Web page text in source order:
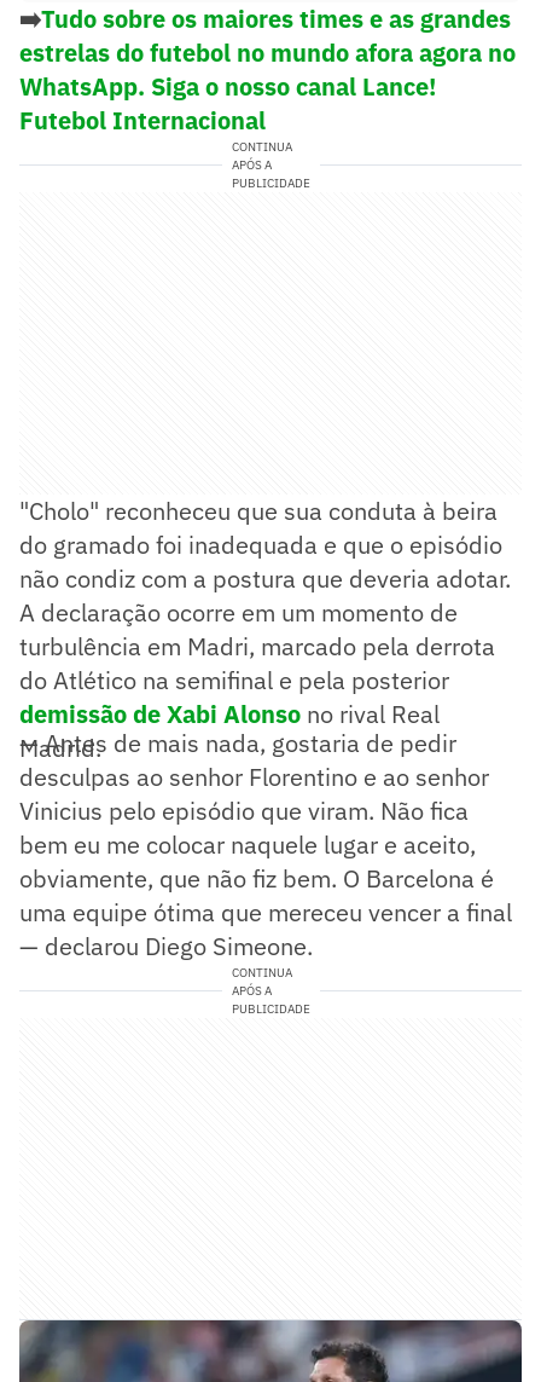
➡️Tudo sobre os maiores times e as grandes
estrelas do futebol no mundo afora agora no
WhatsApp. Siga o nosso canal Lance!
Futebol Internacional
CONTINUA
APÓS A
PUBLICIDADE
"Cholo" reconheceu que sua conduta à beira
do gramado foi inadequada e que o episódio
não condiz com a postura que deveria adotar.
A declaração ocorre em um momento de
turbulência em Madri, marcado pela derrota
do Atlético na semifinal e pela posterior
demissão de Xabi Alonso no rival Real
Madrid.
— Antes de mais nada, gostaria de pedir
desculpas ao senhor Florentino e ao senhor
Vinicius pelo episódio que viram. Não fica
bem eu me colocar naquele lugar e aceito,
obviamente, que não fiz bem. O Barcelona é
uma equipe ótima que mereceu vencer a final
— declarou Diego Simeone.
CONTINUA
APÓS A
PUBLICIDADE